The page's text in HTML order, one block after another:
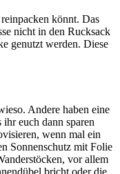
könnt. Das
nicht in den Rucksack
genutzt werden. Diese
Andere haben eine
euch dann sparen
wenn mal ein
Sonnenschutz mit Folie
vor allem
bricht oder die